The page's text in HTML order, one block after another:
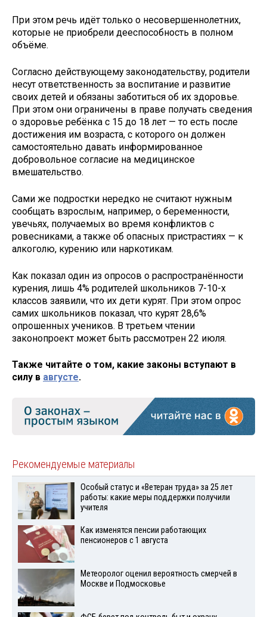
При этом речь идёт только о несовершеннолетних,
которые не приобрели дееспособность в полном
объёме.
Согласно действующему законодательству, родители
несут ответственность за воспитание и развитие
своих детей и обязаны заботиться об их здоровье.
При этом они ограничены в праве получать сведения
о здоровье ребёнка с 15 до 18 лет — то есть после
достижения им возраста, с которого он должен
самостоятельно давать информированное
добровольное согласие на медицинское
вмешательство.
Сами же подростки нередко не считают нужным
сообщать взрослым, например, о беременности,
увечьях, получаемых во время конфликтов с
ровесниками, а также об опасных пристрастиях — к
алкоголю, курению или наркотикам.
Как показал один из опросов о распространённости
курения, лишь 4% родителей школьников 7-10-х
классов заявили, что их дети курят. При этом опрос
самих школьников показал, что курят 28,6%
опрошенных учеников. В третьем чтении
законопроект может быть рассмотрен 22 июля.
Также читайте о том, какие законы вступают в
силу в августе.
Рекомендуемые материалы
Особый статус и «Ветеран труда» за 25 лет
работы: какие меры поддержки получили
учителя
Как изменятся пенсии работающих
пенсионеров с 1 августа
Метеоролог оценил вероятность смерчей в
Москве и Подмосковье